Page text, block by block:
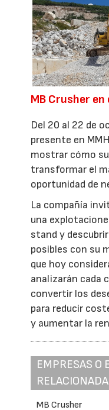
MB Crusher en
Del 20 al 22 de
presente en
mostrar cómo
transformar el
oportunidad de
La compañía
una
stand y
posibles con su
que hoy
analizarán cada
convertir los
para reducir
y aumentar la
EMPRESAS O
MB Crusher